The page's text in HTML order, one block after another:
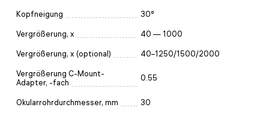
Kopfneigung 30°
Vergrößerung, x 40 — 1000
Vergrößerung, x (optional) 40–1250/1500/2000
Vergrößerung C-Mount-
Adapter, -fach
0.55
Okularrohrdurchmesser, mm 30